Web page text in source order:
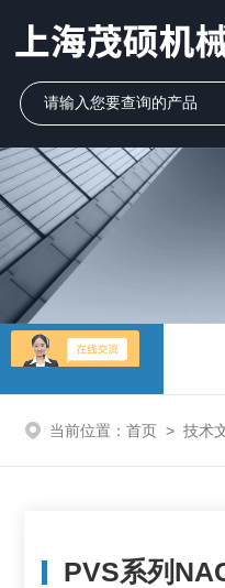
技术文章
当前位置： 首页 > 技术
PVS系列